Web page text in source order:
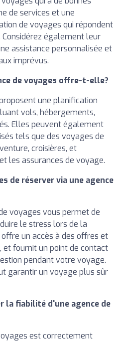
de services et une
de voyages qui répondent
également leur
assistance personnalisée et
imprévus.
de voyages offre-t-elle?
une planification
vols, hébergements,
Elles peuvent également
tels que des voyages de
croisières, et
les assurances de voyage.
de réserver via une agence
voyages vous permet de
le stress lors de la
un accès à des offres et
et fournit un point de contact
pendant votre voyage.
garantir un voyage plus sûr
la fiabilité d'une agence de
est correctement